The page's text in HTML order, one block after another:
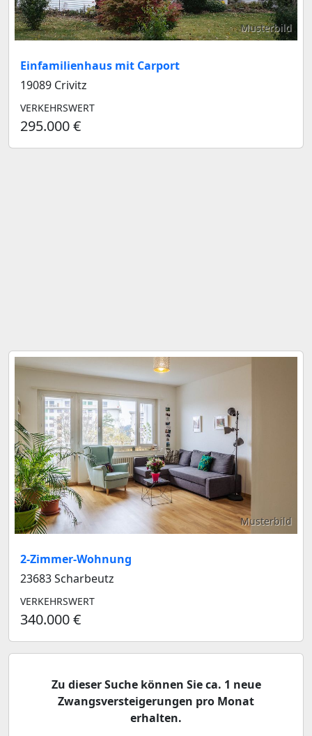
Musterbild
Einfamilienhaus mit Carport
19089 Crivitz
VERKEHRSWERT
295.000 €
Musterbild
2-Zimmer-Wohnung
23683 Scharbeutz
VERKEHRSWERT
340.000 €
Zu dieser Suche können Sie ca. 1 neue
Zwangsversteigerungen pro Monat
erhalten.